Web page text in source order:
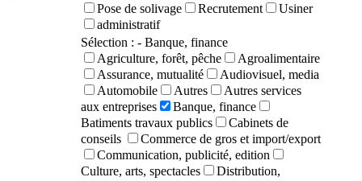
Pose de solivage
Recrutement
Usiner
administratif
Sélection : - Banque, finance
Agriculture, forêt, pêche
Agroalimentaire
Assurance, mutualité
Audiovisuel, media
Automobile
Autres
Autres services
aux entreprises
Banque, finance
Batiments travaux publics
Cabinets de
conseils
Commerce de gros et import/export
Communication, publicité, edition
Culture, arts, spectacles
Distribution,